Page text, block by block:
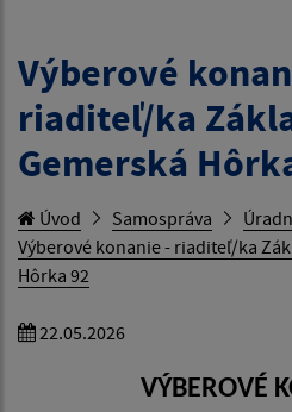
Výberové
riaditeľ/ka
Gemerská
Úvod Samospráva
Výberové konanie - riaditeľ/ka
Hôrka 92
22.05.2026
VÝBEROVÉ